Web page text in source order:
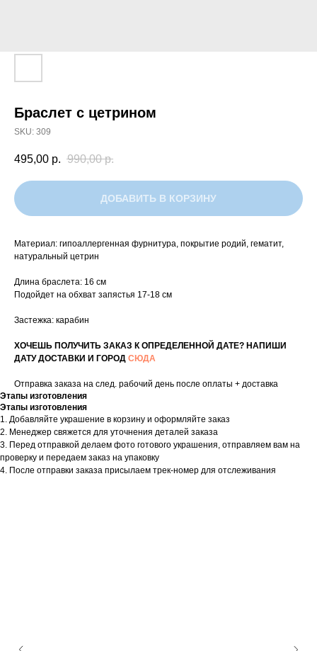
Браслет с цетрином
SKU: 309
495,00 р. 990,00 р.
ДОБАВИТЬ В КОРЗИНУ
Материал: гипоаллергенная фурнитура, покрытие родий, гематит,
натуральный цетрин
Длина браслета: 16 см
Подойдет на обхват запястья 17-18 см
Застежка: карабин
ХОЧЕШЬ ПОЛУЧИТЬ ЗАКАЗ К ОПРЕДЕЛЕННОЙ ДАТЕ? НАПИШИ
ДАТУ ДОСТАВКИ И ГОРОД СЮДА
Отправка заказа на след. рабочий день после оплаты + доставка
Этапы изготовления
Этапы изготовления
1. Добавляйте украшение в корзину и оформляйте заказ
2. Менеджер свяжется для уточнения деталей заказа
3. Перед отправкой делаем фото готового украшения, отправляем вам на
проверку и передаем заказ на упаковку
4. После отправки заказа присылаем трек-номер для отслеживания